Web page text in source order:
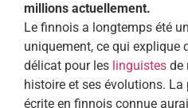
millions actuellement.
Le finnois a longtemps été
uniquement, ce qui explique
délicat pour les linguistes de
histoire et ses évolutions.
écrite en finnois connue